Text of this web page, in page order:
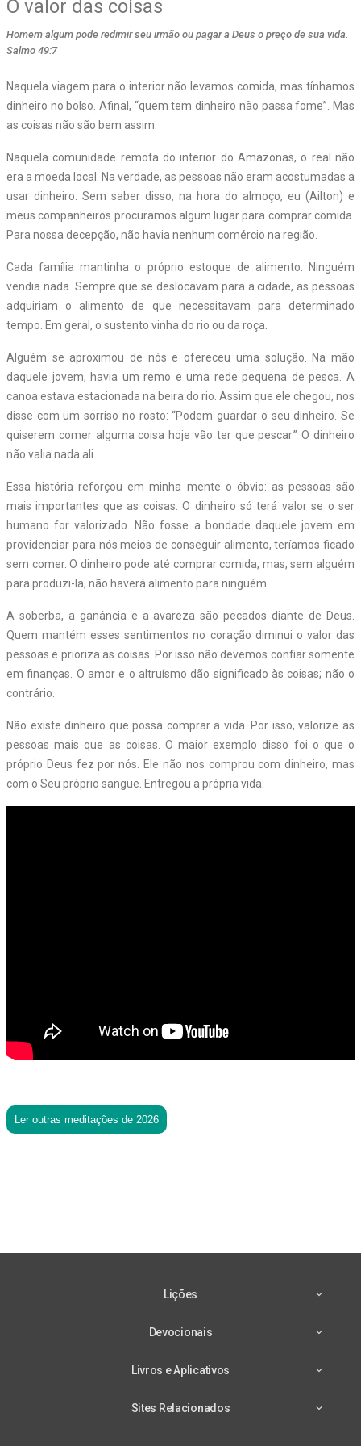
O valor das coisas
Homem algum pode redimir seu irmão ou pagar a Deus o preço de sua vida.
Salmo 49:7
Naquela viagem para o interior não levamos comida, mas tínhamos
dinheiro no bolso. Afinal, “quem tem dinheiro não passa fome”. Mas
as coisas não são bem assim.
Naquela comunidade remota do interior do Amazonas, o real não
era a moeda local. Na verdade, as pessoas não eram acostumadas a
usar dinheiro. Sem saber disso, na hora do almoço, eu (Ailton) e
meus companheiros procuramos algum lugar para comprar comida.
Para nossa decepção, não havia nenhum comércio na região.
Cada família mantinha o próprio estoque de alimento. Ninguém
vendia nada. Sempre que se deslocavam para a cidade, as pessoas
adquiriam o alimento de que necessitavam para determinado
tempo. Em geral, o sustento vinha do rio ou da roça.
Alguém se aproximou de nós e ofereceu uma solução. Na mão
daquele jovem, havia um remo e uma rede pequena de pesca. A
canoa estava estacionada na beira do rio. Assim que ele chegou, nos
disse com um sorriso no rosto: “Podem guardar o seu dinheiro. Se
quiserem comer alguma coisa hoje vão ter que pescar.” O dinheiro
não valia nada ali.
Essa história reforçou em minha mente o óbvio: as pessoas são
mais importantes que as coisas. O dinheiro só terá valor se o ser
humano for valorizado. Não fosse a bondade daquele jovem em
providenciar para nós meios de conseguir alimento, teríamos ficado
sem comer. O dinheiro pode até comprar comida, mas, sem alguém
para produzi-la, não haverá alimento para ninguém.
A soberba, a ganância e a avareza são pecados diante de Deus.
Quem mantém esses sentimentos no coração diminui o valor das
pessoas e prioriza as coisas. Por isso não devemos confiar somente
em finanças. O amor e o altruísmo dão significado às coisas; não o
contrário.
Não existe dinheiro que possa comprar a vida. Por isso, valorize as
pessoas mais que as coisas. O maior exemplo disso foi o que o
próprio Deus fez por nós. Ele não nos comprou com dinheiro, mas
com o Seu próprio sangue. Entregou a própria vida.
Ler outras meditações de 2026
Lições
Devocionais
Livros e Aplicativos
Sites Relacionados